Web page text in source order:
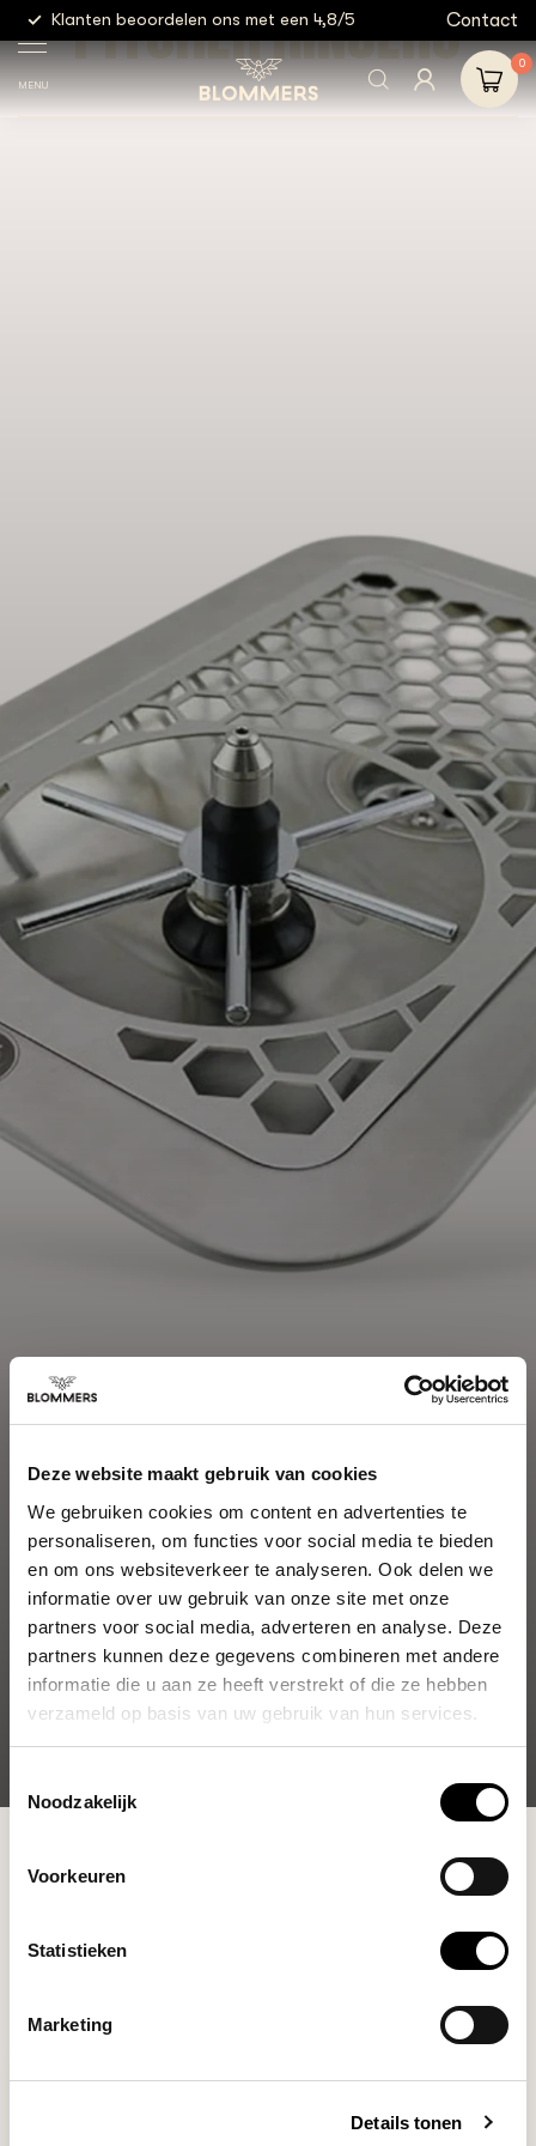
Deze website maakt gebruik van cookies
We gebruiken cookies om content en advertenties te
personaliseren, om functies voor social media te bieden
en om ons websiteverkeer te analyseren. Ook delen we
informatie over uw gebruik van onze site met onze
partners voor social media, adverteren en analyse. Deze
partners kunnen deze gegevens combineren met andere
informatie die u aan ze heeft verstrekt of die ze hebben
verzameld op basis van uw gebruik van hun services.
Noodzakelijk
Voorkeuren
Statistieken
Marketing
Details tonen
Klanten beoordelen ons met een 4,8/5 Gratis
Contact
MENU
0
PITCHER RINSERS